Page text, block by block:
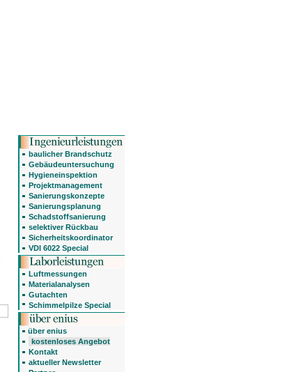
baulicher Brandschutz
Gebäudeuntersuchung
Hygieneinspektion
Projektmanagement
Sanierungskonzepte
Sanierungsplanung
Schadstoffsanierung
selektiver Rückbau
Sicherheitskoordinator
VDI 6022 Special
Luftmessungen
Materialanalysen
Gutachten
Schimmelpilze Special
über enius
kostenloses Angebot
Kontakt
aktueller Newsletter